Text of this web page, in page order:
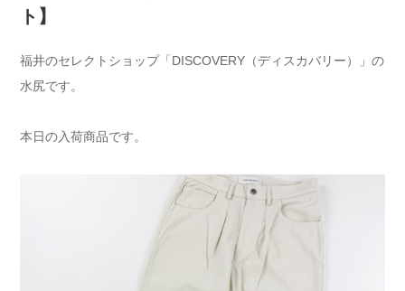
ト】
福井のセレクトショップ「DISCOVERY（ディスカバリー）」の
水尻です。
本日の入荷商品です。